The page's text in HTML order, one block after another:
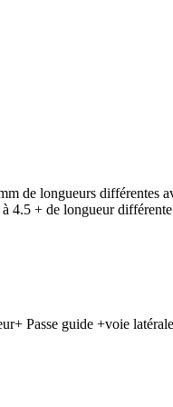
de longueurs différentes
4.5 + de longueur
Passe guide +voie